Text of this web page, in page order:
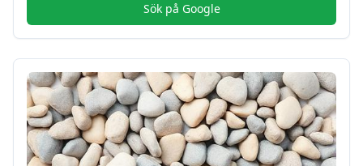
Sök på Google